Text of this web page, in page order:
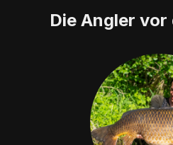
Die Angler vor